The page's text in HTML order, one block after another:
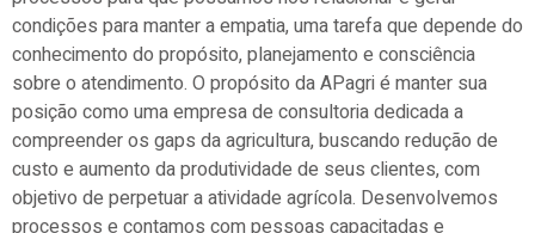
condições para manter a empatia, uma tarefa que depende do
conhecimento do propósito, planejamento e consciência
sobre o atendimento. O propósito da APagri é manter sua
posição como uma empresa de consultoria dedicada a
compreender os gaps da agricultura, buscando redução de
custo e aumento da produtividade de seus clientes, com
objetivo de perpetuar a atividade agrícola. Desenvolvemos